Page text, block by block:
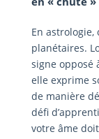
En
planétaires.
signe opposé
elle exprime
de manière
défi
votre âme